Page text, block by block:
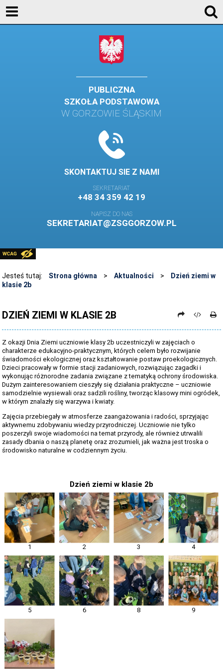
PUBLICZNA
SZKOŁA PODSTAWOWA
W GORZOWIE ŚLĄSKIM
SKONTAKTUJ SIE Z NAMI
SEKRETARIAT
+48 34 359 42 19
NAPISZ DO NAS
SEKRETARIAT@ZSGGORZOW.PL
PLIKI DO POBRANIA
LINKI
STOSOWANIE TECHNOLOGII TIK - TABLICA INTERAKTYWNA
DANE OSOBOWE
Jesteś tutaj: Strona główna > Aktualności >
Dzień ziemi w
klasie 2b
DZIEŃ ZIEMI W KLASIE 2B
Z okazji Dnia Ziemi uczniowie klasy 2b uczestniczyli w zajęciach o
charakterze edukacyjno-praktycznym, których celem było rozwijanie
świadomości ekologicznej oraz kształtowanie postaw proekologicznych.
Dzieci pracowały w formie stacji zadaniowych, rozwiązując zagadki i
wykonując różnorodne zadania związane z tematyką ochrony środowiska.
Dużym zainteresowaniem cieszyły się działania praktyczne – uczniowie
samodzielnie wysiewali oraz sadzili rośliny, tworząc klasowy mini ogródek,
w którym znalazły się warzywa i kwiaty.
Zajęcia przebiegały w atmosferze zaangażowania i radości, sprzyjając
aktywnemu zdobywaniu wiedzy przyrodniczej. Uczniowie nie tylko
poszerzyli swoje wiadomości na temat przyrody, ale również utrwalili
zasady dbania o naszą planetę oraz zrozumieli, jak ważna jest troska o
środowisko naturalne w codziennym życiu.
Dzień ziemi w klasie 2b
1 2 3 4
5 6 8 9